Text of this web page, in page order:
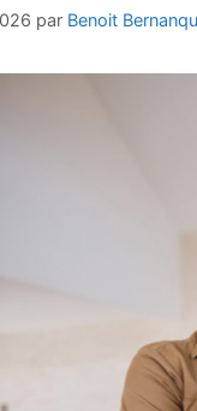
par Benoit